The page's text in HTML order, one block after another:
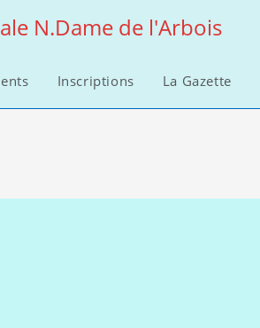
N.Dame de l'Arbois
Inscriptions La Gazette